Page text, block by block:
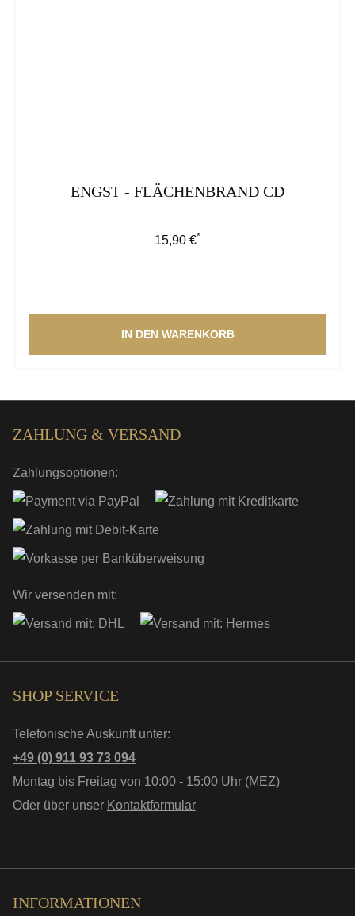
ENGST - FLÄCHENBRAND CD
Regulärer Preis:
15,90 €*
IN DEN WARENKORB
ZAHLUNG & VERSAND
Zahlungsoptionen:
Wir versenden mit:
SHOP SERVICE
Telefonische Auskunft unter:
+49 (0) 911 93 73 094
Montag bis Freitag von 10:00 - 15:00 Uhr (MEZ)
Oder über unser Kontaktformular
INFORMATIONEN